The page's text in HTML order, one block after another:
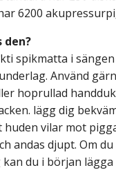
6200
den?
spikmatta i
Använd
hoprullad
lägg dig
huden vilar mot
andas djupt. Om
du i början